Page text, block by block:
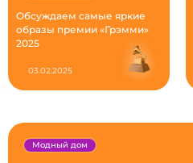
Обсуждаем самые яркие
образы премии «Грэмми»
2025
03.02.2025
Модный дом